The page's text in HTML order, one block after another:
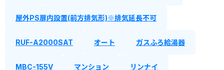
屋外PS扉内設置(前方排気形)※排気延長不可
RUF-A2000SAT オート ガスふろ給湯器
MBC-155V マンション リンナイ